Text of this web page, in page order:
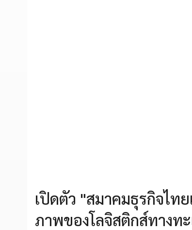
เปิดตัว "สมาคมธุรกิจไ
ภาพของโลจิสติกส์ทางท